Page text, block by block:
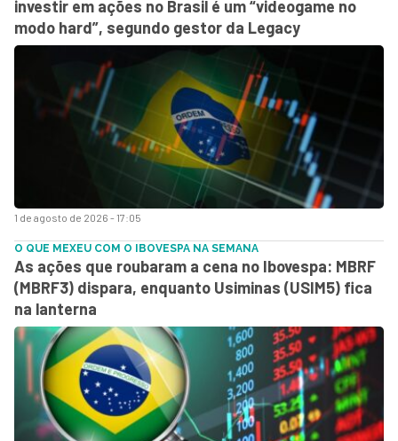
1 de agosto de 2026 - 17:05
investir em ações no Brasil é um “videogame no
modo hard”, segundo gestor da Legacy
O QUE MEXEU COM O IBOVESPA NA SEMANA
As ações que roubaram a cena no Ibovespa: MBRF
(MBRF3) dispara, enquanto Usiminas (USIM5) fica
na lanterna